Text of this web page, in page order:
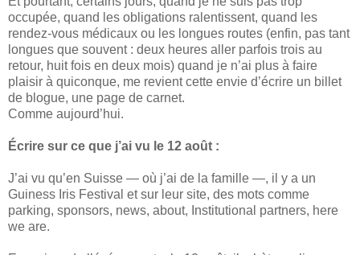
occupée, quand les obligations ralentissent, quand les
rendez-vous médicaux ou les longues routes (enfin, pas tant
longues que souvent : deux heures aller parfois trois au
retour, huit fois en deux mois) quand je n’ai plus à faire
plaisir à quiconque, me revient cette envie d’écrire un billet
de blogue, une page de carnet.
Comme aujourd’hui.
Écrire sur ce que j’ai vu le 12 août :
J’ai vu qu’en Suisse — où j’ai de la famille —, il y a un
Guiness Iris Festival et sur leur site, des mots comme
parking, sponsors, news, about, Institutional partners, here
we are.